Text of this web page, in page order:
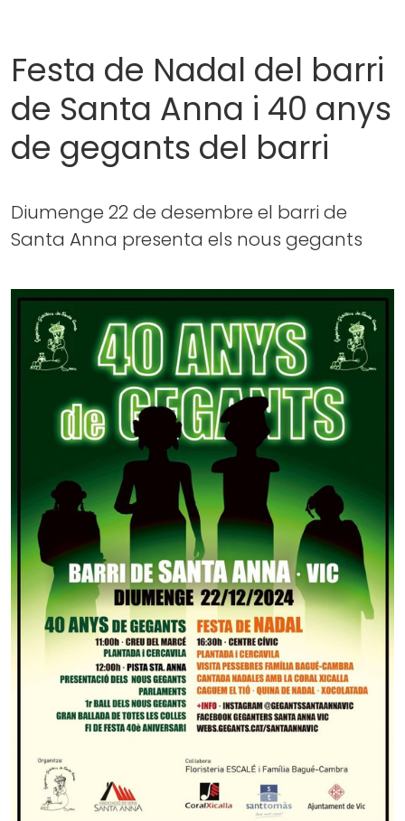
Festa de Nadal del barri
de Santa Anna i 40 anys
de gegants del barri
Diumenge 22 de desembre el barri de
Santa Anna presenta els nous gegants